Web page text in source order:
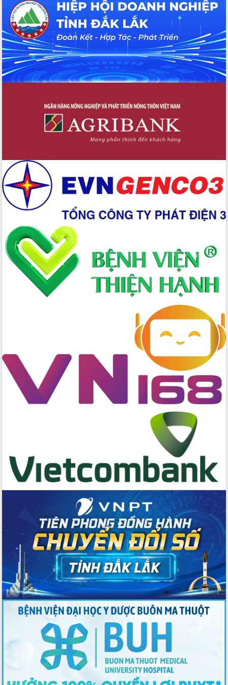
Hội thảo khoa học “Giải pháp thúc đẩy
phát triển nền kinh tế xanh tại tỉnh
Đắk Lắk”
Tăng cường giám sát, đôn đốc thực
hiện nhiệm vụ quản lý tài sản công
hàng tuần
Tháo gỡ những vướng mắc, đẩy mạnh
Đắk Lắk: Tôn vinh 46 giải pháp tại Hội
thi Sáng tạo Kỹ thuật 2024 - 2025
Đắk Lắk rà soát, điều chỉnh Đề án 190
Phó Chủ tịch UBND tỉnh Đắk Lắk
Trương Công Thái kiểm tra thực địa
Dự án cao tốc Khánh Hòa - Buôn Ma
Thuột
Định vị cà phê Việt Nam như một “di
sản sống” trong dòng chảy toàn cầu
Xây dựng nông thôn mới: Nâng cao đời
sống người dân từ những mô hình thiết
thực
Quyết liệt tháo gỡ vướng mắc, đẩy
nhanh tiến độ các dự án trọng điểm
trong Khu kinh tế Nam Phú Yên
Hòn Yến phát triển du lịch gắn với bảo
Phát động chiến dịch 30 ngày đêm
giải phóng mặt bằng Tuyến đường bộ
ven biển
Đắk Lắk nỗ lực thúc đẩy tăng trưởng
kinh tế từ 10% trở lên trong Quý
Thứ trưởng Bộ Y tế làm việc với tỉnh
Đắk Lắk về phát triển nhân lực y tế
cho trạm y tế cấp xã
Du lịch Đắk Lắk nâng tầm trải nghiệm
du khách thông qua Hệ thống cơ sở dữ
liệu và Bản đồ số
Tập huấn ứng dụng trí tuệ nhân tạo (AI)
trong thương mại điện tử năm 2026
Đoàn đại biểu Quốc hội tỉnh Đắk Lắk
trao đổi thông tin trước Kỳ họp thứ
nhất, Quốc hội khóa XVI
Quyết liệt cải cách hành chính, khơi
thông nguồn lực phát triển
Nâng cao hiệu lực, hiệu quả HĐND
tỉnh thông qua hiện đại hóa hành chính
Xã Ea Phê gắn cải cách hành chính với
chuyển đổi số
Phó Chủ tịch Thường trực UBND tỉnh
Hồ Thị Nguyên Thảo làm việc tại Trung